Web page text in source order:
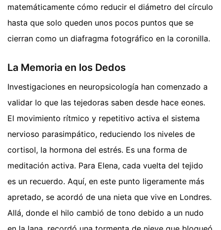
matemáticamente cómo reducir el diámetro del círculo
hasta que solo queden unos pocos puntos que se
cierran como un diafragma fotográfico en la coronilla.
La Memoria en los Dedos
Investigaciones en neuropsicología han comenzado a
validar lo que las tejedoras saben desde hace eones.
El movimiento rítmico y repetitivo activa el sistema
nervioso parasimpático, reduciendo los niveles de
cortisol, la hormona del estrés. Es una forma de
meditación activa. Para Elena, cada vuelta del tejido
es un recuerdo. Aquí, en este punto ligeramente más
apretado, se acordó de una nieta que vive en Londres.
Allá, donde el hilo cambió de tono debido a un nudo